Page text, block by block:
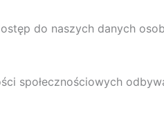
do naszych danych
społecznościowych